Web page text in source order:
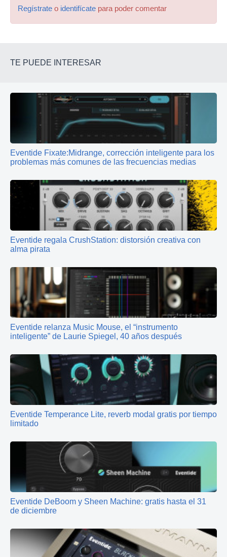
Regístrate o identifícate para poder comentar
TE PUEDE INTERESAR
Eventide Fixate:Midrange, corrección inteligente para los
problemas más comunes de las frecuencias medias
Eventide regala CrushStation: distorsión creativa con
alma pirata
Eventide relanza Music Mouse, el “instrumento
inteligente” de Laurie Spiegel, 40 años después
Eventide Temperance Lite, reverb modal gratis por tiempo
limitado
Eventide DeBoom y Sheen Machine: gratis hasta el 31
de diciembre